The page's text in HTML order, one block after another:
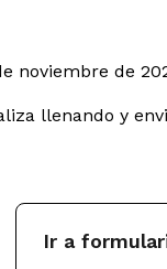
noviembre de
llenando y
Ir a